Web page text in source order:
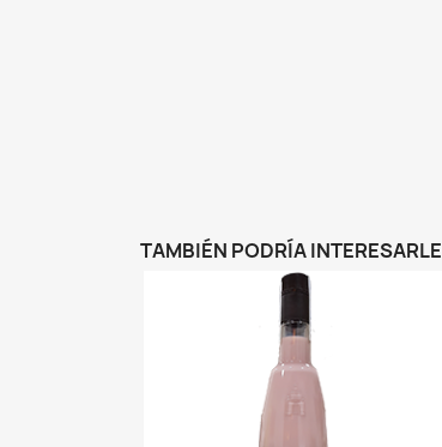
TAMBIÉN PODRÍA INTERESARLE